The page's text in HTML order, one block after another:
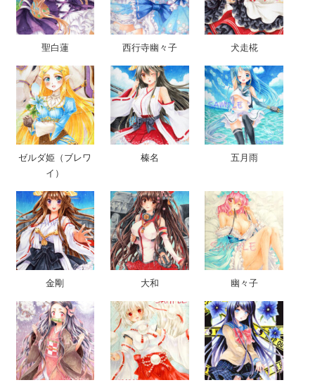
聖白蓮 西行寺幽々子 犬走椛
ゼルダ姫（ブレワ
イ）
榛名 五月雨
金剛 大和 幽々子